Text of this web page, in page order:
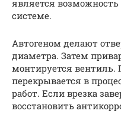
является
системе.
Автогеном делают
диаметра. Затем
монтируется
перекрывается в
работ. Если врезка
восстановить